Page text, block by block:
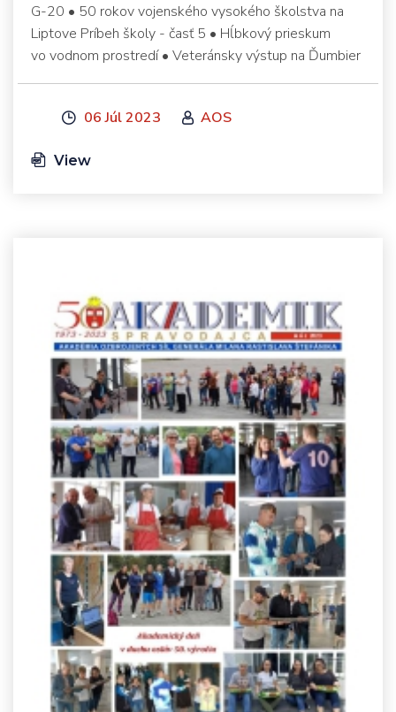
G-20 • 50 rokov vojenského vysokého školstva na
Liptove Príbeh školy - časť 5 • Hĺbkový prieskum
vo vodnom prostredí • Veteránsky výstup na Ďumbier
06 Júl 2023 AOS
View